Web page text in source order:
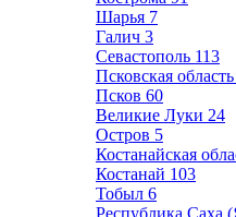
Шарья 7
Галич 3
Севастополь 113
Псковская область
Псков 60
Великие Луки 24
Остров 5
Костанайская
Костанай 103
Тобыл 6
Республика Саха